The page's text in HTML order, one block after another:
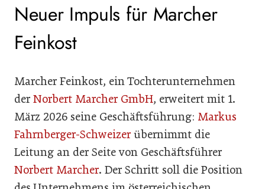
Neuer Impuls für Marcher
Feinkost
Marcher Feinkost, ein Tochterunternehmen
der Norbert Marcher GmbH, erweitert mit 1.
März 2026 seine Geschäftsführung: Markus
Fahrnberger-Schweizerübernimmt die
Leitung an der Seite von Geschäftsführer
Norbert Marcher. Der Schritt soll die Position